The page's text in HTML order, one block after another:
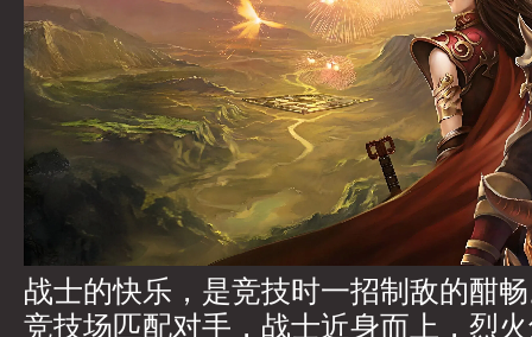
战士的快乐，是竞技时一招制敌的酣
竞技场匹配对手，战士近身而上，烈